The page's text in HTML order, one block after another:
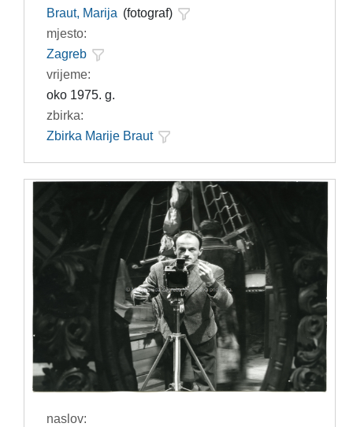
Braut, Marija (fotograf)
mjesto:
Zagreb
vrijeme:
oko 1975. g.
zbirka:
Zbirka Marije Braut
naslov: